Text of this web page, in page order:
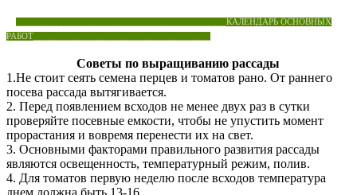
____________________________________________КАЛЕНДАРЬ ОСНОВНЫХ
РАБОТ_____________________________________
Советы по выращиванию рассады
1.Не стоит сеять семена перцев и томатов рано. От раннего
посева рассада вытягивается.
2. Перед появлением всходов не менее двух раз в сутки
проверяйте посевные емкости, чтобы не упустить момент
прорастания и вовремя перенести их на свет.
3. Основными факторами правильного развития рассады
являются освещенность, температурный режим, полив.
4. Для томатов первую неделю после всходов температура